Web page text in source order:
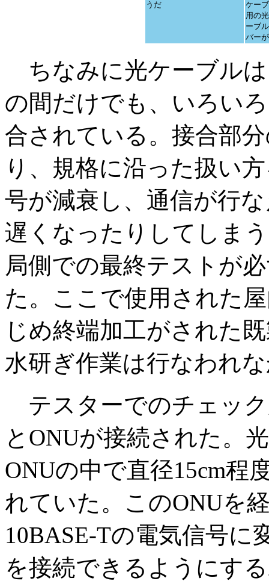
うだ
ケー
用の
ーブ
バー
ちなみに光ケーブル
の間だけでも、いろい
合されている。接合部
り、規格に沿った扱い
号が減衰し、通信が行
遅くなったりしてしま
局側での最終テストが
た。ここで使用された
じめ終端加工がされた
水研ぎ作業は行なわれ
テスターでのチェッ
とONUが接続された。
ONUの中で直径15cm程
れていた。このONUを
10BASE-Tの電気信号に
を接続できるようにす